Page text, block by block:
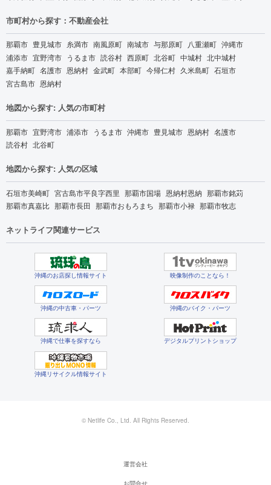
市町村から探す：不動産会社
那覇市 豊見城市 糸満市 南風原町 南城市 与那原町 八重瀬町 沖縄市
浦添市 宜野湾市 うるま市 読谷村 西原町 北谷町 中城村 北中城村
嘉手納町 名護市 恩納村 金武町 本部町 今帰仁村 久米島町 石垣市
宮古島市 恩納村
地図から探す: 人気の市町村
那覇市 宜野湾市 浦添市 うるま市 沖縄市 豊見城市 恩納村 名護市
読谷村 北谷町
地図から探す: 人気の区域
石垣市美崎町 宮古島市平良字西里 那覇市国場 恩納村恩納 那覇市銘苅
那覇市真嘉比 那覇市長田 那覇市おもろまち 那覇市小禄 那覇市牧志
ネットライフ関連サービス
沖縄のお店探し情報サイト 映像制作のことなら！
沖縄の中古車・パーツ 沖縄のバイク・パーツ
沖縄で仕事を探すなら デジタルプリントショップ
沖縄リサイクル情報サイト
© Netlife Co., Ltd. All Rights Reserved.
運営会社